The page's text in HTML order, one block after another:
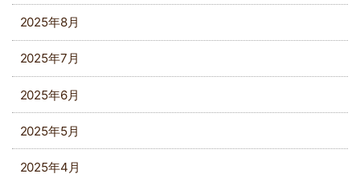
2025年8月
2025年7月
2025年6月
2025年5月
2025年4月